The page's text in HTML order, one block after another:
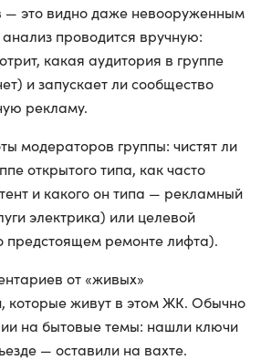
— это видно даже невооруженным
анализ проводится вручную:
какая аудитория в группе
и запускает ли сообщество
рекламу.
модераторов группы: чистят ли
открытого типа, как часто
и какого он типа — рекламный
электрика) или целевой
ремонте лифта).
от «живых»
которые живут в этом ЖК. Обычно
на бытовые темы: нашли ключи
— оставили на вахте.